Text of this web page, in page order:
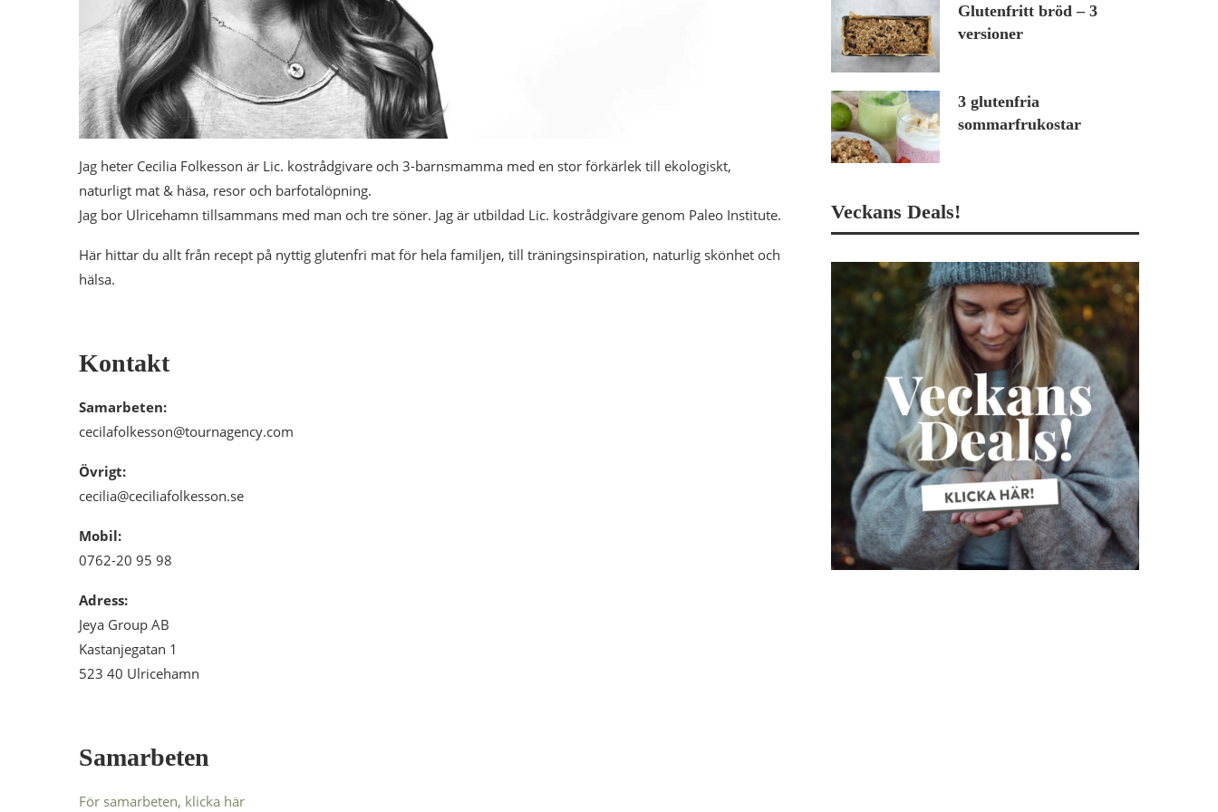
Jag heter Cecilia Folkesson är Lic. kostrådgivare och 3-barnsmamma med en stor förkärlek till ekologiskt,
naturligt mat & häsa, resor och barfotalöpning.
Jag bor Ulricehamn tillsammans med man och tre söner. Jag är utbildad Lic. kostrådgivare genom Paleo Institute.
Här hittar du allt från recept på nyttig glutenfri mat för hela familjen, till träningsinspiration, naturlig skönhet och
hälsa.
Kontakt
Samarbeten:
cecilafolkesson@tournagency.com
Övrigt:
cecilia@ceciliafolkesson.se
Mobil:
0762-20 95 98
Adress:
Jeya Group AB
Kastanjegatan 1
523 40 Ulricehamn
Samarbeten
För samarbeten, klicka här
Glutenfritt bröd – 3
versioner
3 glutenfria
sommarfrukostar
Veckans Deals!